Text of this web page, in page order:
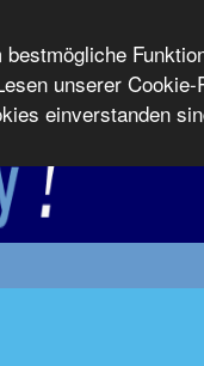
unserer
einverstanden